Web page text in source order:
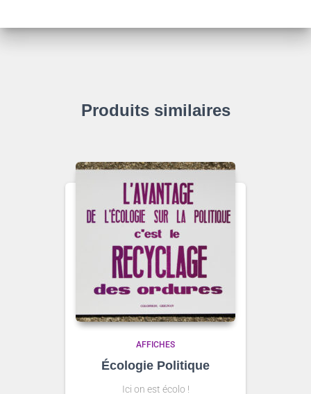
Produits similaires
AFFICHES
Écologie Politique
Ici on est écolo !